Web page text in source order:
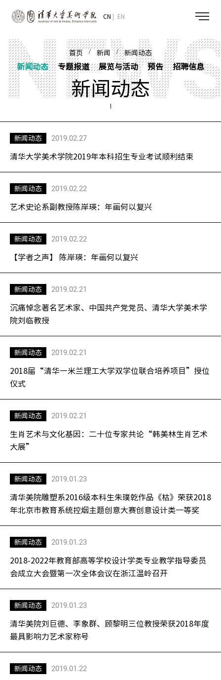
CN EN
首页 / 新闻 /新闻动态
新闻动态 专题报道 展览与活动 预告 招聘信息
新闻动态
新闻动态 2019.02.27
清华大学美术学院2019年本科招生专业考试顺利结束
新闻动态 2019.02.22
艺术史论系副教授陈岸瑛：年画何以复兴
新闻动态 2019.02.22
【学者之声】 陈岸瑛：年画何以复兴
新闻动态 2019.02.21
沉痛悼念著名艺术家、中国共产党党员、清华大学美术学
院刘临教授
新闻动态 2019.02.21
2018届“清华—米兰理工大学双学位联合培养项目”授位
仪式
新闻动态 2019.02.21
生肖艺术与文化基因：二十位专家共论“韩美林生肖艺术
大展”
新闻动态 2019.01.23
清华美院雕塑系2016级本科生朱璞乾作品《枯》荣获2018
年北京市教育系统控烟主题创意大赛创意设计类一等奖
新闻动态 2019.01.23
2018-2022年教育部高等学校设计学类专业教学指导委员
会成立大会暨第一次全体会议在浙江温岭召开
新闻动态 2019.01.23
清华美院刘巨德、李象群、顾黎明三位教授荣获2018年度
最具影响力艺术家称号
新闻动态 2019.01.22